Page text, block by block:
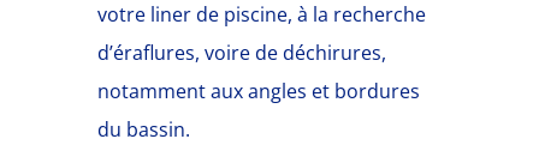
votre liner de piscine, à la recherche
d’éraflures, voire de déchirures,
notamment aux angles et bordures
du bassin.